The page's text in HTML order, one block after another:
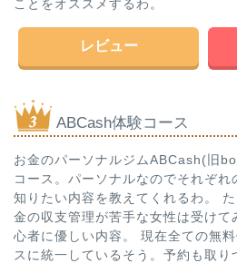
ことをオススメするわ。
レビュー
ABCash体験コース
お金のパーソナルジムABCash(旧
コース。パーソナルなのでそれぞ
知りたい内容を教えてくれるわ。
金の収支管理が苦手な女性は受けて
心者に優しい内容。 現在全ての無
スに統一しているそう。予約も取り